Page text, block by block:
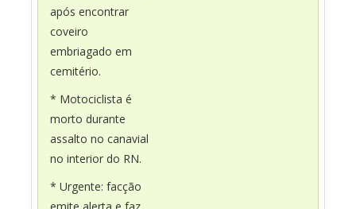
após encontrar
coveiro
embriagado em
cemitério.
* Motociclista é
morto durante
assalto no canavial
no interior do RN.
* Urgente: facção